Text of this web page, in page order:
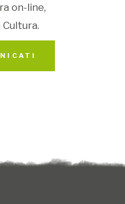
on-line,